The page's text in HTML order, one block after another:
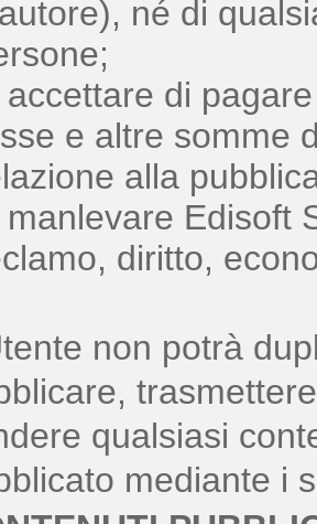
né di
accettare di
e altre somme
alla
manlevare Edisoft
diritto,
non potrà
qualsiasi
mediante i